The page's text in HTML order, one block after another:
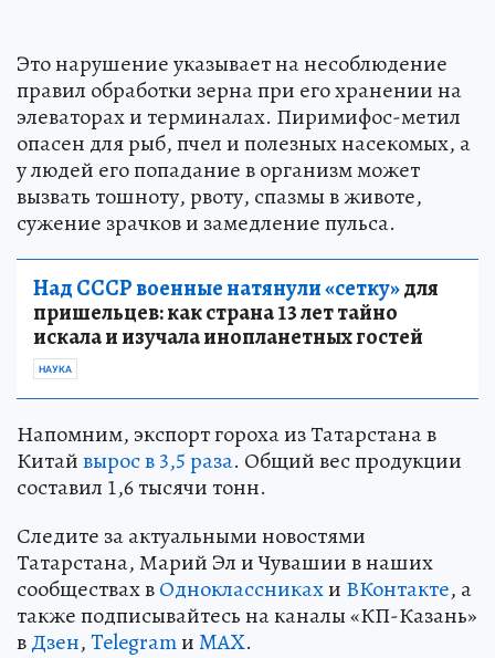
Это нарушение указывает на несоблюдение
правил обработки зерна при его хранении на
элеваторах и терминалах. Пиримифос-метил
опасен для рыб, пчел и полезных насекомых, а
у людей его попадание в организм может
вызвать тошноту, рвоту, спазмы в животе,
сужение зрачков и замедление пульса.
Над СССР военные натянули «сетку»для
пришельцев: как страна 13 лет тайно
искала и изучала инопланетных гостей
НАУКА
Напомним, экспорт гороха из Татарстана в
Китайвырос в 3,5 раза. Общий вес продукции
составил 1,6 тысячи тонн.
Следите за актуальными новостями
Татарстана, Марий Эл и Чувашии в наших
сообществах вОдноклассникахи ВКонтакте, а
также подписывайтесь на каналы «КП-Казань»
вДзен,TelegramиMAX.